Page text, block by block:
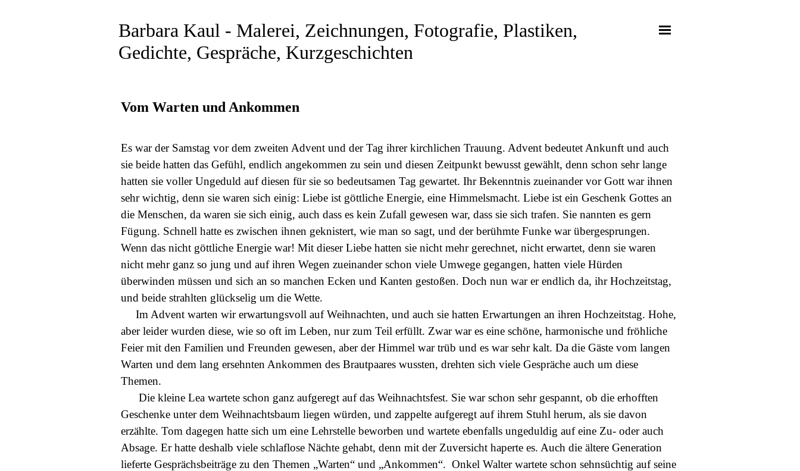
Barbara Kaul - Malerei, Zeichnungen, Fotografie, Plastiken,
Gedichte, Gespräche, Kurzgeschichten
Vom Warten und Ankommen
Es war der Samstag vor dem zweiten Advent und der Tag ihrer kirchlichen Trauung. Advent bedeutet Ankunft und auch
sie beide hatten das Gefühl, endlich angekommen zu sein und diesen Zeitpunkt bewusst gewählt, denn schon sehr lange
hatten sie voller Ungeduld auf diesen für sie so bedeutsamen Tag gewartet. Ihr Bekenntnis zueinander vor Gott war ihnen
sehr wichtig, denn sie waren sich einig: Liebe ist göttliche Energie, eine Himmelsmacht. Liebe ist ein Geschenk Gottes an
die Menschen, da waren sie sich einig, auch dass es kein Zufall gewesen war, dass sie sich trafen. Sie nannten es gern
Fügung. Schnell hatte es zwischen ihnen geknistert, wie man so sagt, und der berühmte Funke war übergesprungen.
Wenn das nicht göttliche Energie war! Mit dieser Liebe hatten sie nicht mehr gerechnet, nicht erwartet, denn sie waren
nicht mehr ganz so jung und auf ihren Wegen zueinander schon viele Umwege gegangen, hatten viele Hürden
überwinden müssen und sich an so manchen Ecken und Kanten gestoßen. Doch nun war er endlich da, ihr Hochzeitstag,
und beide strahlten glückselig um die Wette.
Im Advent warten wir erwartungsvoll auf Weihnachten, und auch sie hatten Erwartungen an ihren Hochzeitstag. Hohe,
aber leider wurden diese, wie so oft im Leben, nur zum Teil erfüllt. Zwar war es eine schöne, harmonische und fröhliche
Feier mit den Familien und Freunden gewesen, aber der Himmel war trüb und es war sehr kalt. Da die Gäste vom langen
Warten und dem lang ersehnten Ankommen des Brautpaares wussten, drehten sich viele Gespräche auch um diese
Themen.
Die kleine Lea wartete schon ganz aufgeregt auf das Weihnachtsfest. Sie war schon sehr gespannt, ob die erhofften
Geschenke unter dem Weihnachtsbaum liegen würden, und zappelte aufgeregt auf ihrem Stuhl herum, als sie davon
erzählte. Tom dagegen hatte sich um eine Lehrstelle beworben und wartete ebenfalls ungeduldig auf eine Zu- oder auch
Absage. Er hatte deshalb viele schlaflose Nächte gehabt, denn mit der Zuversicht haperte es. Auch die ältere Generation
lieferte Gesprächsbeiträge zu den Themen „Warten“ und „Ankommen“. Onkel Walter wartete schon sehnsüchtig auf seine